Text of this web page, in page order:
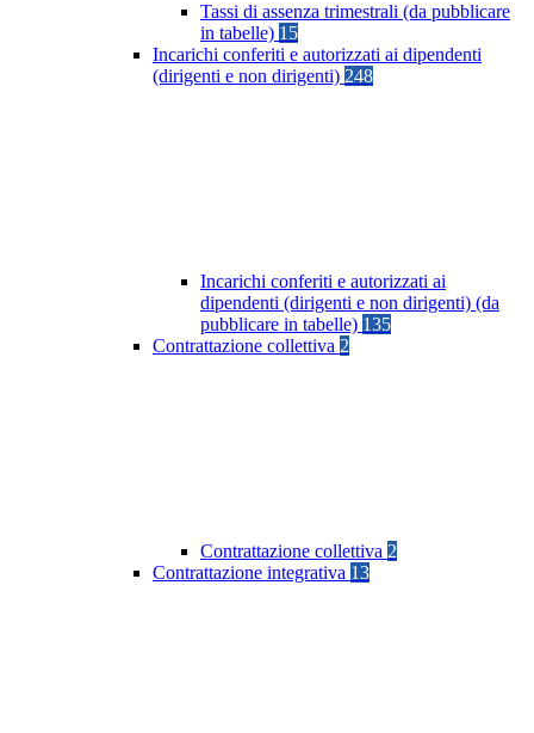
Tassi di assenza trimestrali (da pubblicare
in tabelle) 15
Incarichi conferiti e autorizzati ai dipendenti
(dirigenti e non dirigenti) 248
Incarichi conferiti e autorizzati ai
dipendenti (dirigenti e non dirigenti) (da
pubblicare in tabelle) 135
Contrattazione collettiva 2
Contrattazione collettiva 2
Contrattazione integrativa 13